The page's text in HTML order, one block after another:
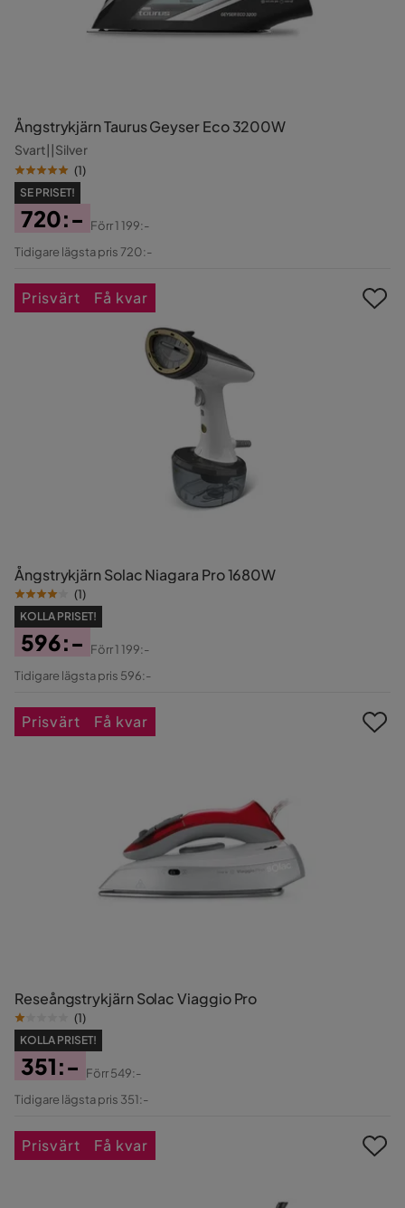
Ångstrykjärn Taurus Geyser Eco 3200W
Svart||Silver
(1)
SE PRISET!
Pris
720:-
Original
Förr1 199:-
Tidigare lägsta pris 720:-
Ångstrykjärn Solac Niagara Pro 1680W
(1)
KOLLA PRISET!
Pris
596:-
Original
Förr1 199:-
Tidigare lägsta pris 596:-
Prisvärt Få kvar
Reseångstrykjärn Solac Viaggio Pro
(1)
KOLLA PRISET!
Pris
351:-
Original
Förr549:-
Tidigare lägsta pris 351:-
Prisvärt Få kvar
Prisvärt Få kvar